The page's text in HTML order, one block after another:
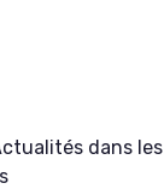
dans les